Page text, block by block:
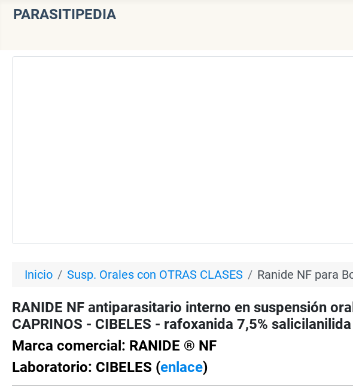
PARASITIPEDIA
Inicio Susp. Orales con OTRAS CLASES Ranide NF para
RANIDE NF antiparasitario interno en suspensión
CAPRINOS - CIBELES - rafoxanida 7,5% salicilanilida
Marca comercial: RANIDE ® NF
Laboratorio: CIBELES (enlace)